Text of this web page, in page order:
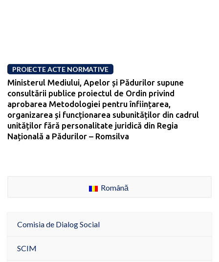
PROIECTE ACTE NORMATIVE
Ministerul Mediului, Apelor și Pădurilor supune
consultării publice proiectul de Ordin privind
aprobarea Metodologiei pentru înființarea,
organizarea și funcționarea subunităților din cadrul
unităților fără personalitate juridică din Regia
Națională a Pădurilor – Romsilva
Română
Comisia de Dialog Social
SCIM